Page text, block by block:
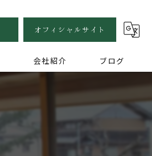
オフィシャルサイト
会社紹介 ブログ